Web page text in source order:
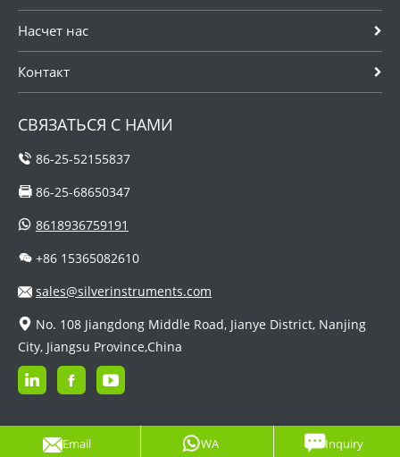
Email WA Inquiry
Насчет нас
Контакт
СВЯЗАТЬСЯ С НАМИ
86-25-52155837
86-25-68650347
8618936759191
+86 15365082610
sales@silverinstruments.com
No. 108 Jiangdong Middle Road, Jianye District, Nanjing
City, Jiangsu Province,China